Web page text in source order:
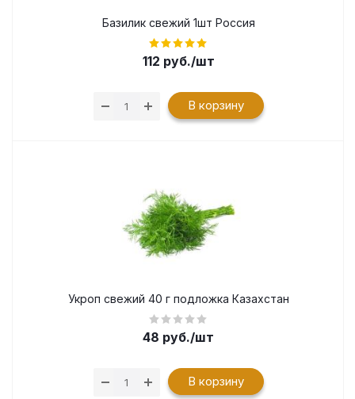
Базилик свежий 1шт Россия
112 руб./шт
В корзину
Укроп свежий 40 г подложка Казахстан
48 руб./шт
В корзину